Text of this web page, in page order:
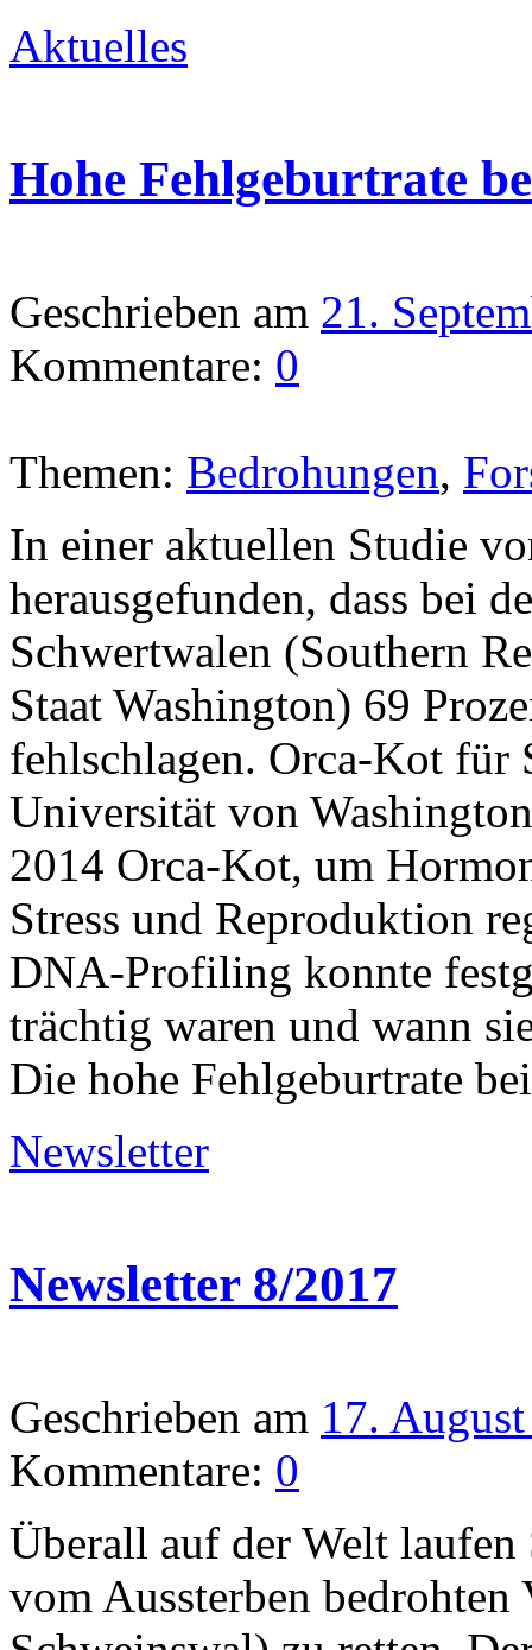
Aktuelles
Hohe Fehlgeburtrate
Geschrieben am 21.
Kommentare: 0
Themen: Bedrohungen,
In einer aktuellen Studie
herausgefunden, dass bei
Schwertwalen (Southern
Staat Washington) 69
fehlschlagen. Orca-Kot für
Universität von
2014 Orca-Kot, um
Stress und Reproduktion
DNA-Profiling konnte
trächtig waren und wann
Die hohe Fehlgeburtrate
Newsletter
Newsletter 8/2017
Geschrieben am 17.
Kommentare: 0
Überall auf der Welt laufen
vom Aussterben